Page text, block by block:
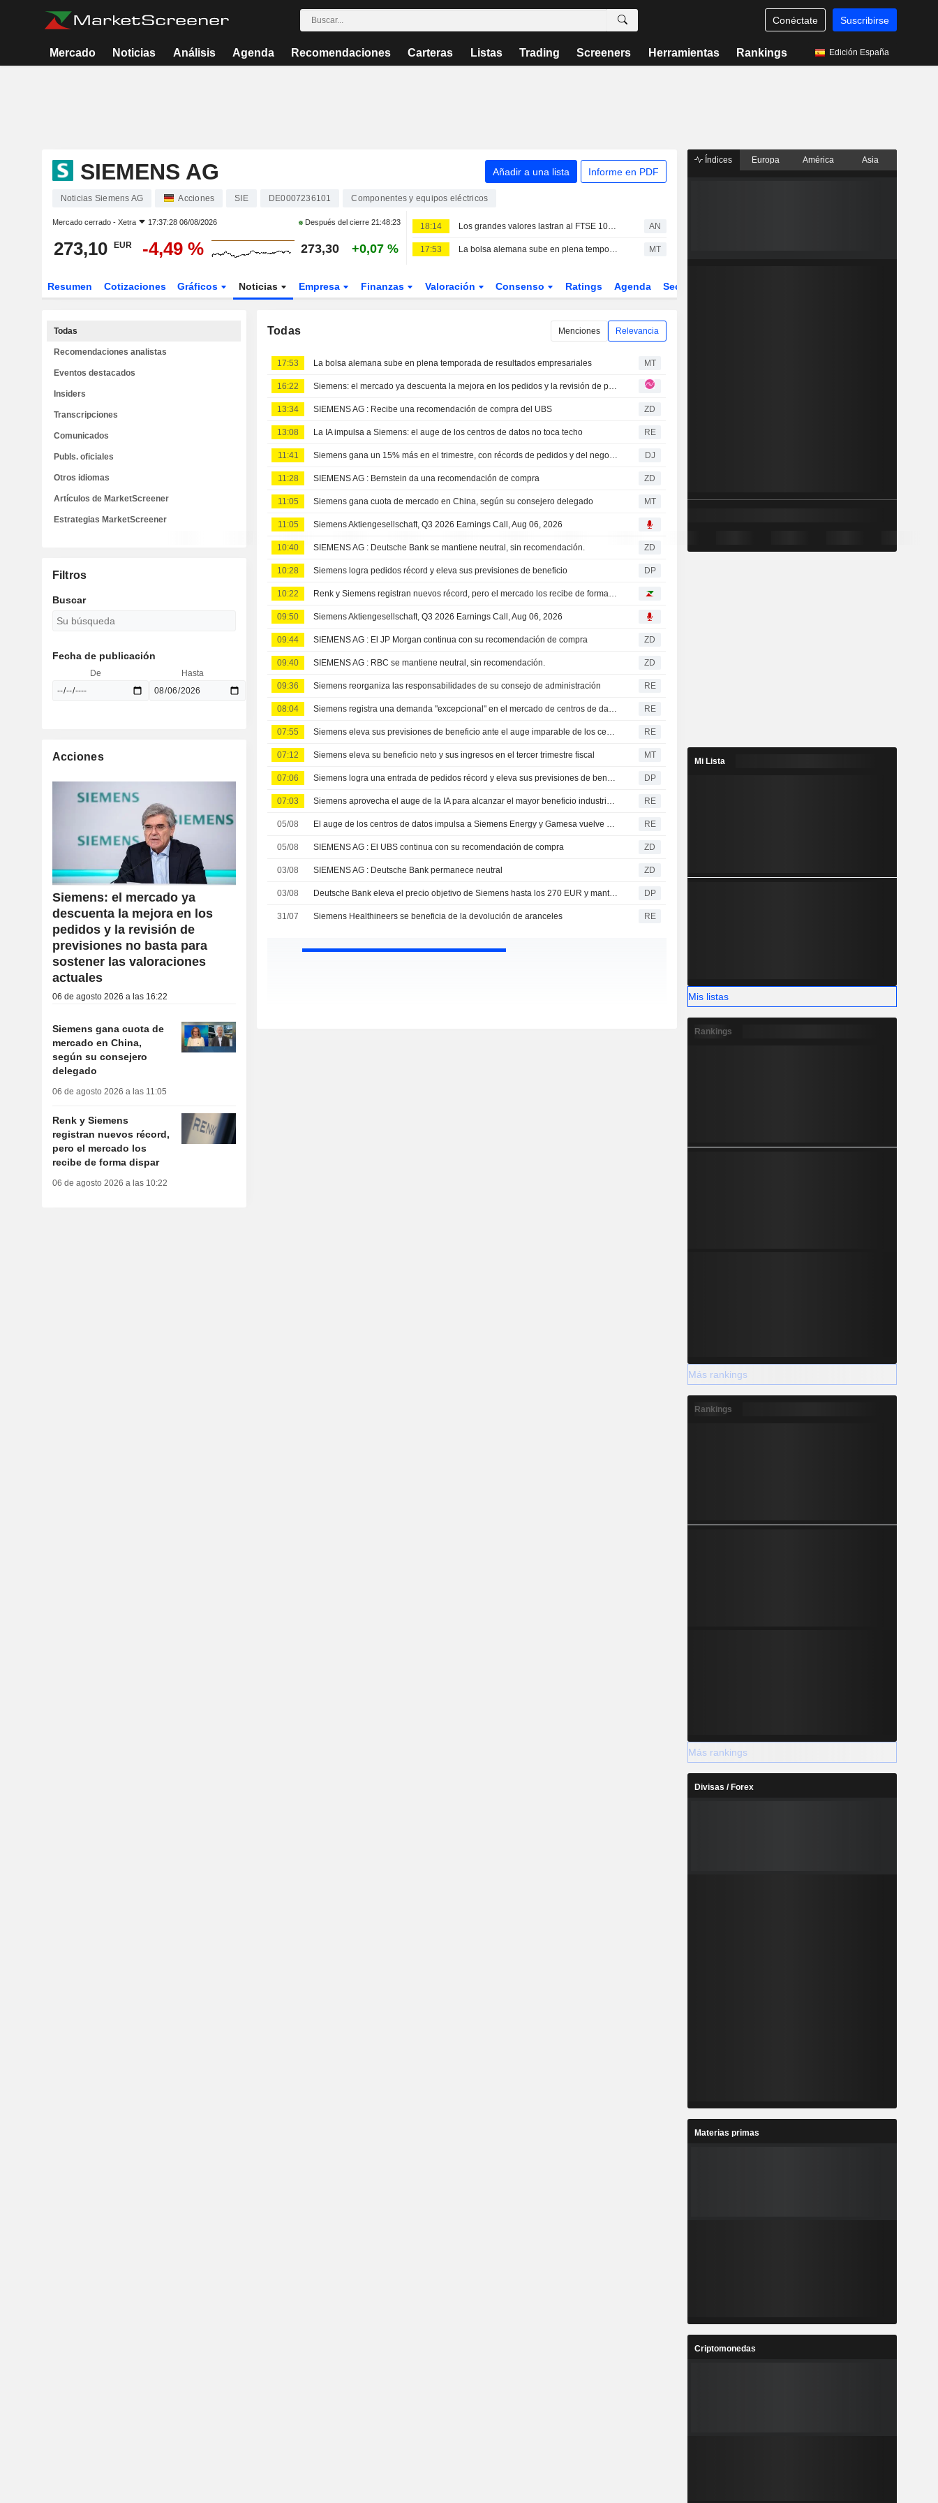
Conéctate Suscribirse
Mercado Noticias Análisis Agenda Recomendaciones Carteras Listas Trading Screeners Herramientas Rankings Edición España
SIEMENS AG Añadir a una lista Informe en PDF
Noticias Siemens AG Acciones SIE DE0007236101 Componentes y equipos eléctricos
Mercado cerrado - Xetra 17:37:28 06/08/2026 Después del cierre21:48:23
273,10 EUR -4,49 % 273,30 +0,07 %
18:14 Los grandes valores lastran al FTSE 100, pero el FTSE 250 prolonga su racha ganadora AN
17:53 La bolsa alemana sube en plena temporada de resultados empresariales MT
Resumen Cotizaciones Gráficos Noticias Empresa Finanzas Valoración Consenso Ratings Agenda Sector
Todas Menciones Relevancia
17:53 La bolsa alemana sube en plena temporada de resultados empresariales MT
16:22 Siemens: el mercado ya descuenta la mejora en los pedidos y la revisión de previsiones no basta para sostener las valoraciones actuales
13:34 SIEMENS AG : Recibe una recomendación de compra del UBS ZD
13:08 La IA impulsa a Siemens: el auge de los centros de datos no toca techo RE
11:41 Siemens gana un 15% más en el trimestre, con récords de pedidos y del negocio industrial DJ
11:28 SIEMENS AG : Bernstein da una recomendación de compra ZD
11:05 Siemens gana cuota de mercado en China, según su consejero delegado MT
11:05 Siemens Aktiengesellschaft, Q3 2026 Earnings Call, Aug 06, 2026
10:40 SIEMENS AG : Deutsche Bank se mantiene neutral, sin recomendación. ZD
10:28 Siemens logra pedidos récord y eleva sus previsiones de beneficio DP
10:22 Renk y Siemens registran nuevos récord, pero el mercado los recibe de forma dispar
09:50 Siemens Aktiengesellschaft, Q3 2026 Earnings Call, Aug 06, 2026
09:44 SIEMENS AG : El JP Morgan continua con su recomendación de compra ZD
09:40 SIEMENS AG : RBC se mantiene neutral, sin recomendación. ZD
09:36 Siemens reorganiza las responsabilidades de su consejo de administración RE
08:04 Siemens registra una demanda "excepcional" en el mercado de centros de datos RE
07:55 Siemens eleva sus previsiones de beneficio ante el auge imparable de los centros de datos RE
07:12 Siemens eleva su beneficio neto y sus ingresos en el tercer trimestre fiscal MT
07:06 Siemens logra una entrada de pedidos récord y eleva sus previsiones de beneficio DP
07:03 Siemens aprovecha el auge de la IA para alcanzar el mayor beneficio industrial de su historia RE
05/08 El auge de los centros de datos impulsa a Siemens Energy y Gamesa vuelve a beneficios RE
05/08 SIEMENS AG : El UBS continua con su recomendación de compra ZD
03/08 SIEMENS AG : Deutsche Bank permanece neutral ZD
03/08 Deutsche Bank eleva el precio objetivo de Siemens hasta los 270 EUR y mantiene su recomendación de mantener DP
31/07 Siemens Healthineers se beneficia de la devolución de aranceles RE
Todas
Recomendaciones analistas
Eventos destacados
Insiders
Transcripciones
Comunicados
Publs. oficiales
Otros idiomas
Artículos de MarketScreener
Estrategias MarketScreener
Filtros
Buscar
Fecha de publicación
De Hasta
Acciones
Siemens: el mercado ya
descuenta la mejora en los
pedidos y la revisión de
previsiones no basta para
sostener las valoraciones
actuales
06 de agosto 2026 a las 16:22
Siemens gana cuota de
mercado en China,
según su consejero
delegado
06 de agosto 2026 a las 11:05
Renk y Siemens
registran nuevos récord,
pero el mercado los
recibe de forma dispar
06 de agosto 2026 a las 10:22
Índices Europa América Asia
Mi Lista
Mis listas
Rankings
Más rankings
Rankings
Más rankings
Divisas / Forex
Materias primas
Criptomonedas